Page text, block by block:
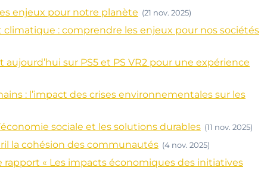
enjeux pour notre planète (21 nov. 2025)
: comprendre les enjeux pour nos sociétés
sur PS5 et PS VR2 pour une expérience
: l’impact des crises environnementales sur les
sociale et les solutions durables (11 nov. 2025)
la cohésion des communautés (4 nov. 2025)
rapport « Les impacts économiques des initiatives